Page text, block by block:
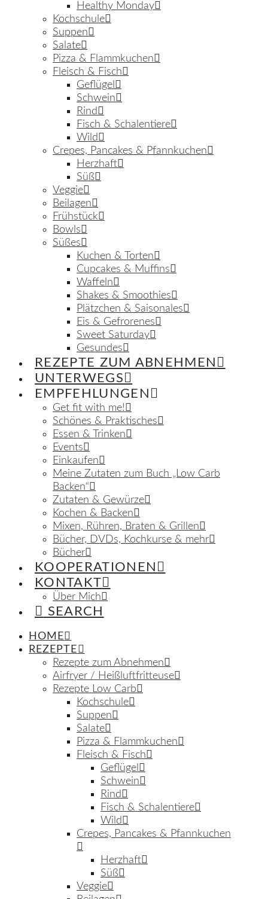
Healthy Monday
Kochschule
Suppen
Salate
Pizza & Flammkuchen
Fleisch & Fisch
Geflügel
Schwein
Rind
Fisch & Schalentiere
Wild
Crepes, Pancakes & Pfannkuchen
Herzhaft
Süß
Veggie
Beilagen
Frühstück
Bowls
Süßes
Kuchen & Torten
Cupcakes & Muffins
Waffeln
Shakes & Smoothies
Plätzchen & Saisonales
Eis & Gefrorenes
Sweet Saturday
Gesundes
REZEPTE ZUM ABNEHMEN
UNTERWEGS
EMPFEHLUNGEN
Get fit with me!
Schönes & Praktisches
Essen & Trinken
Events
Einkaufen
Meine Zutaten zum Buch „Low Carb
Backen“
Zutaten & Gewürze
Kochen & Backen
Mixen, Rühren, Braten & Grillen
Bücher, DVDs, Kochkurse & mehr
Bücher
KOOPERATIONEN
KONTAKT
Über Mich
SEARCH
HOME
REZEPTE
Rezepte zum Abnehmen
Airfryer / Heißluftfritteuse
Rezepte Low Carb
Kochschule
Suppen
Salate
Pizza & Flammkuchen
Fleisch & Fisch
Geflügel
Schwein
Rind
Fisch & Schalentiere
Wild
Crepes, Pancakes & Pfannkuchen
Herzhaft
Süß
Veggie